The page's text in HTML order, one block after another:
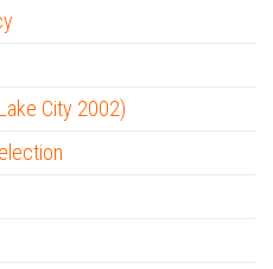
City 2002)